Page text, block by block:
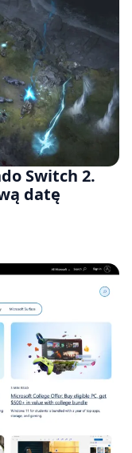
Switch 2.
datę